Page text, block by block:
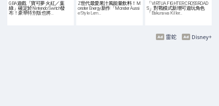
GBA遊戲「寶可夢 火紅／葉
綠」確定於Nintendo Switch發
布！豪華特別版也將…
Z世代最愛果汁風能量飲料！M
onster Energy新作「Monster Aussi
e Style Lem…
「VIRTUA FIGHTER CROSSROAD
S」對戰模式新增可遊玩角色
「Bakunawa Killer…
Disney+
雷蛇